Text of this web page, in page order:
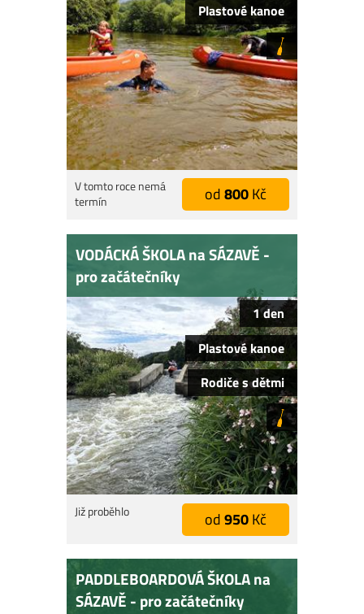
Plastové kanoe
V tomto roce nemá
termín
od800Kč
VODÁCKÁ ŠKOLA na SÁZAVĚ -
pro začátečníky
1 den
Plastové kanoe
Rodiče s dětmi
Již proběhlo od950Kč
PADDLEBOARDOVÁ ŠKOLA na
SÁZAVĚ - pro začátečníky